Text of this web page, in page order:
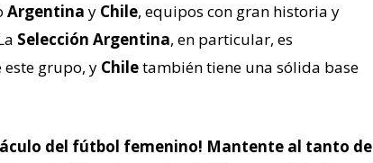
Argentina y Chile, equipos con gran historia y
Selección Argentina, en particular, es
grupo, y Chiletambién tiene una sólida base
del fútbol femenino! Mantente al tanto de